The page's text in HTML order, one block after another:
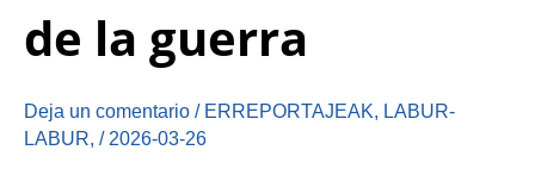
de la guerra
Deja un comentario / ERREPORTAJEAK, LABUR-
LABUR, / 2026-03-26